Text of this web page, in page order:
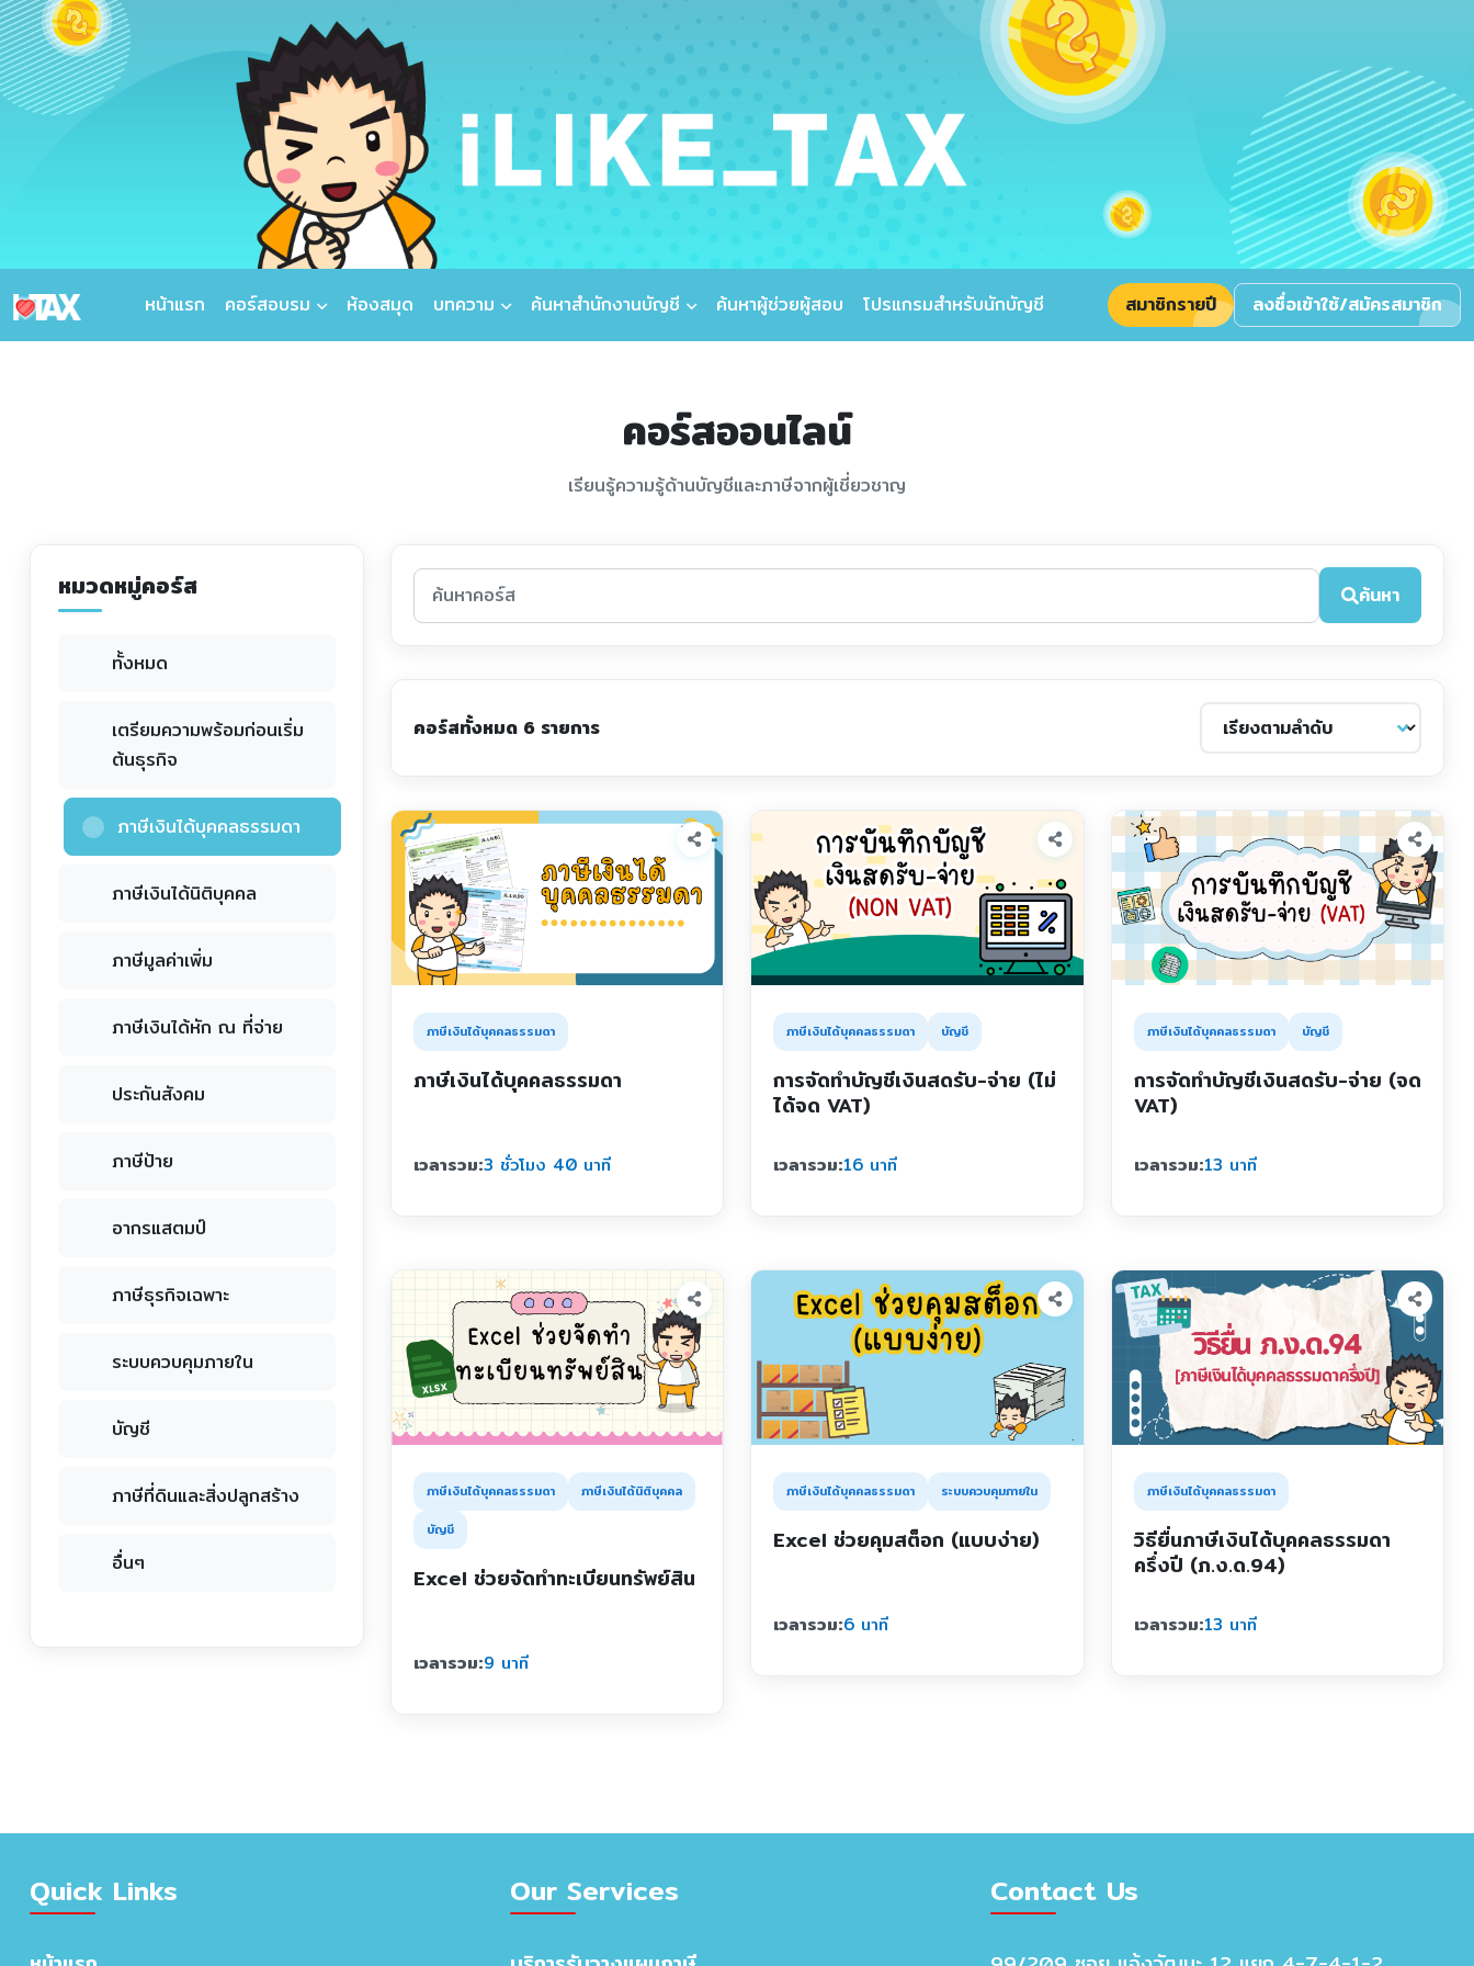
หน้าแรก คอร์สอบรม ห้องสมุด บทความ ค้นหาสำนักงานบัญชี ค้นหาผู้ช่วยผู้สอบ โปรแกรมสำหรับนักบัญชี สมาชิกรายปี ลงชื่อเข้าใช้/สมัครสมาชิก
คอร์สออนไลน์
เรียนรู้ความรู้ด้านบัญชีและภาษีจากผู้เชี่ยวชาญ
หมวดหมู่คอร์ส
ทั้งหมด
เตรียมความพร้อมก่อนเริ่ม
ต้นธุรกิจ
ภาษีเงินได้บุคคลธรรมดา
ภาษีเงินได้นิติบุคคล
ภาษีมูลค่าเพิ่ม
ภาษีเงินได้หัก ณ ที่จ่าย
ประกันสังคม
ภาษีป้าย
อากรแสตมป์
ภาษีธุรกิจเฉพาะ
ระบบควบคุมภายใน
บัญชี
ภาษีที่ดินและสิ่งปลูกสร้าง
อื่นๆ
ค้นหา
คอร์สทั้งหมด 6 รายการ
ภาษีเงินได้บุคคลธรรมดา
ภาษีเงินได้บุคคลธรรมดา
เวลารวม:3 ชั่วโมง 40 นาที
ภาษีเงินได้บุคคลธรรมดา บัญชี
การจัดทำบัญชีเงินสดรับ-จ่าย (ไม่
ได้จด VAT)
เวลารวม:16 นาที
ภาษีเงินได้บุคคลธรรมดา บัญชี
การจัดทำบัญชีเงินสดรับ-จ่าย (จด
VAT)
เวลารวม:13 นาที
ภาษีเงินได้บุคคลธรรมดา
ภาษีเงินได้นิติบุคคล
บัญชี
Excel ช่วยจัดทำทะเบียนทรัพย์สิน
เวลารวม:9 นาที
ภาษีเงินได้บุคคลธรรมดา ระบบควบคุมภายใน
Excel ช่วยคุมสต็อก (แบบง่าย)
เวลารวม:6 นาที
ภาษีเงินได้บุคคลธรรมดา
วิธียื่นภาษีเงินได้บุคคลธรรมดา
ครึ่งปี (ภ.ง.ด.94)
เวลารวม:13 นาที
Quick Links Our Services Contact Us